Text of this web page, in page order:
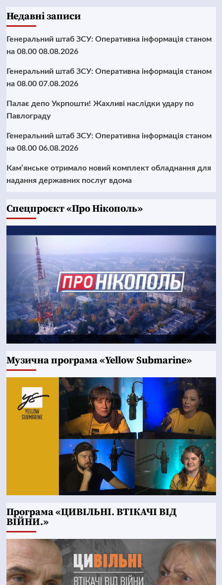
Недавні записи
Генеральний штаб ЗСУ: Оперативна інформація станом
на 08.00 08.08.2026
Генеральний штаб ЗСУ: Оперативна інформація станом
на 08.00 07.08.2026
Палає депо Укрпошти! Жахливі наслідки удару по
Павлограду
Генеральний штаб ЗСУ: Оперативна інформація станом
на 08.00 06.08.2026
Кам’янське отримало новий комплект обладнання для
надання державних послуг вдома
Cпецпроєкт «Про Нікополь»
Музична програма «Yellow Submarine»
Програма «ЦИВІЛЬНІ. ВТІКАЧІ ВІД
ВІЙНИ.»